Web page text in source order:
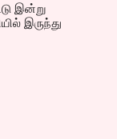
இன்று
இருந்து